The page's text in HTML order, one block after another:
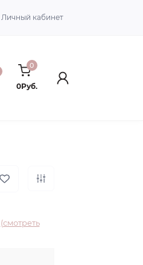
Личный кабинет
0
0Руб.
(смотреть